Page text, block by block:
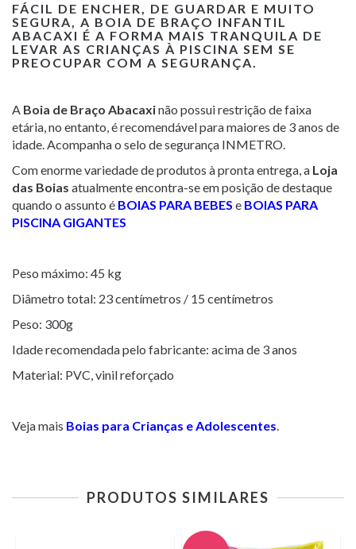
FÁCIL DE ENCHER, DE GUARDAR E MUITO
SEGURA, A BOIA DE BRAÇO INFANTIL
ABACAXI É A FORMA MAIS TRANQUILA DE
LEVAR AS CRIANÇAS À PISCINA SEM SE
PREOCUPAR COM A SEGURANÇA.
A Boia de Braço Abacaxinão possui restrição de faixa
etária, no entanto, é recomendável para maiores de 3 anos de
idade. Acompanha o selo de segurança INMETRO.
Com enorme variedade de produtos à pronta entrega, a Loja
das Boias atualmente encontra-se em posição de destaque
quando o assunto é BOIAS PARA BEBES e BOIAS PARA
PISCINA GIGANTES
Peso máximo: 45 kg
Diâmetro total: 23 centímetros / 15 centímetros
Peso: 300g
Idade recomendada pelo fabricante: acima de 3 anos
Material: PVC, vinil reforçado
Veja mais Boias para Crianças e Adolescentes.
PRODUTOS SIMILARES